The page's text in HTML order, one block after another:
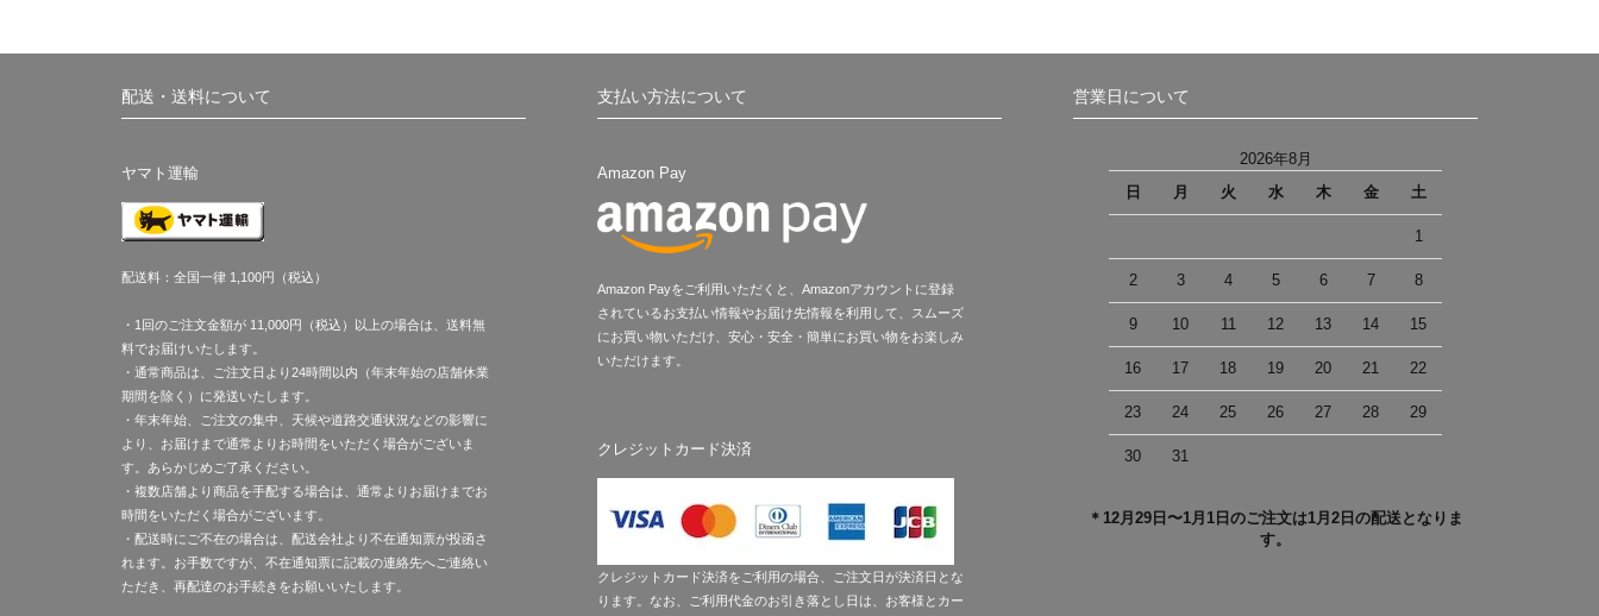
配送・送料について
ヤマト運輸
配送料：全国一律 1,100円（税込）
・1回のご注文金額が 11,000円（税込）以上の場合は、送料無
料でお届けいたします。
・通常商品は、ご注文日より24時間以内（年末年始の店舗休業
期間を除く）に発送いたします。
・年末年始、ご注文の集中、天候や道路交通状況などの影響に
より、お届けまで通常よりお時間をいただく場合がございま
す。あらかじめご了承ください。
・複数店舗より商品を手配する場合は、通常よりお届けまでお
時間をいただく場合がございます。
・配送時にご不在の場合は、配送会社より不在通知票が投函さ
れます。お手数ですが、不在通知票に記載の連絡先へご連絡い
ただき、再配達のお手続きをお願いいたします。
支払い方法について
Amazon Pay
Amazon Payをご利用いただくと、Amazonアカウントに登録
されているお支払い情報やお届け先情報を利用して、スムーズ
にお買い物いただけ、安心・安全・簡単にお買い物をお楽しみ
いただけます。
クレジットカード決済
クレジットカード決済をご利用の場合、ご注文日が決済日とな
ります。なお、ご利用代金のお引き落とし日は、お客様とカー
営業日について
2026年8月
日
月 火 水 木 金 土
1
2 3 4 5 6 7 8
9 10 11 12 13 14 15
16 17 18 19 20 21 22
23 24 25 26 27 28 29
30 31
＊12月29日〜1月1日のご注文は1月2日の配送となりま
す。